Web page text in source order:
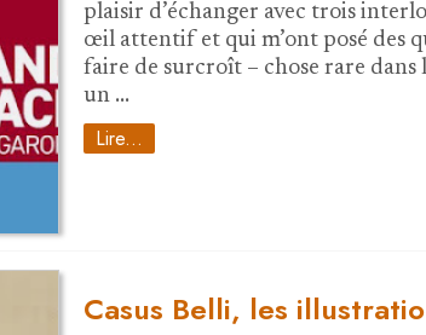
plaisir d’échanger avec trois
œil attentif et qui m’ont posé des
faire de surcroît – chose rare dans
un …
Lire...
Casus Belli, les